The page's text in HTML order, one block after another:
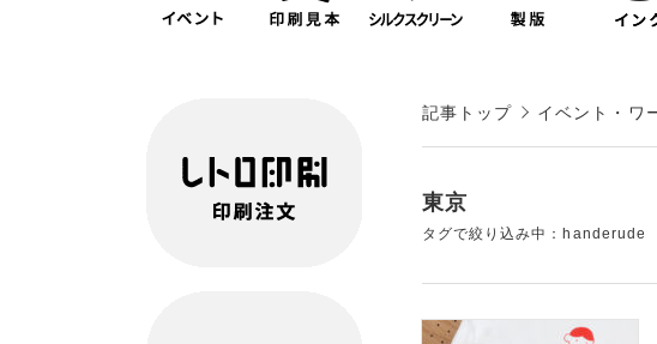
記事トップ イベント・ワ
東京
タグで絞り込み中：handerude